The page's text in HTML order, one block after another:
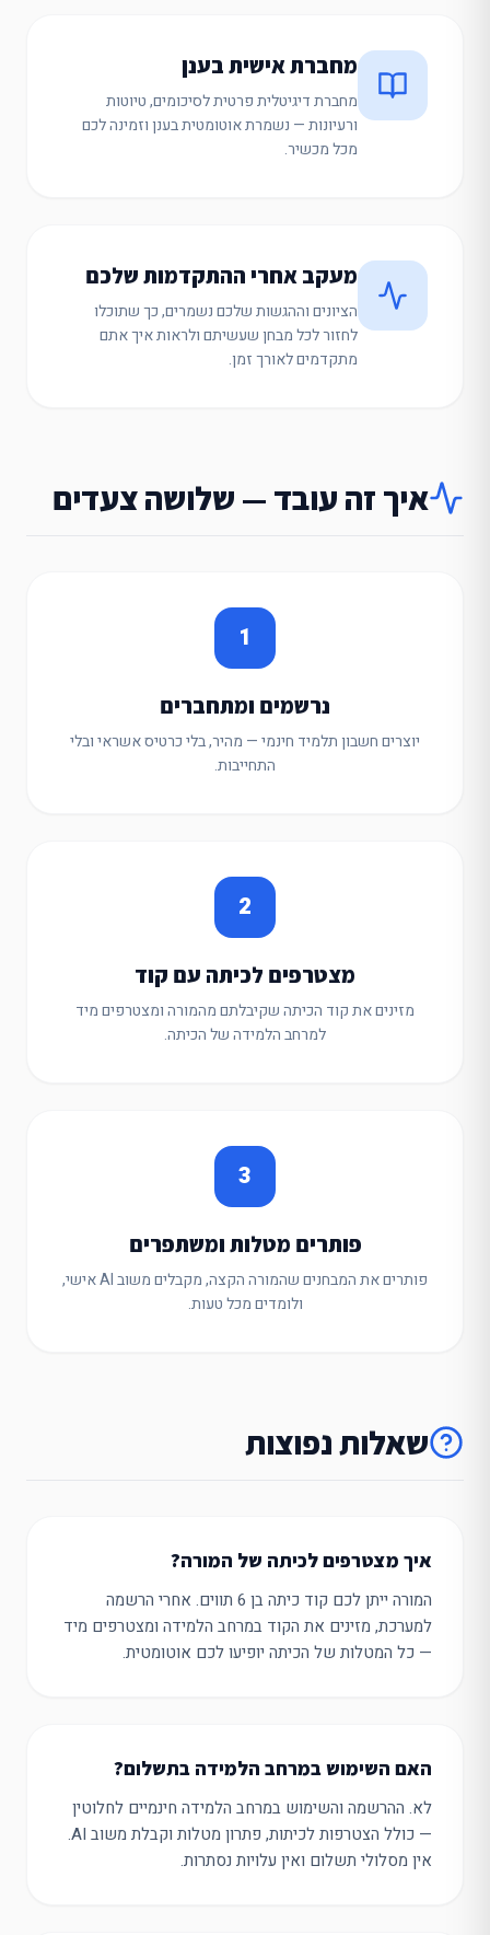
מחברת אישית בענן
מחברת דיגיטלית פרטית לסיכומים, טיוטות
ורעיונות — נשמרת אוטומטית בענן וזמינה לכם
מכל מכשיר.
מעקב אחרי ההתקדמות שלכם
הציונים וההגשות שלכם נשמרים, כך שתוכלו
לחזור לכל מבחן שעשיתם ולראות איך אתם
מתקדמים לאורך זמן.
איך זה עובד — שלושה צעדים
1
נרשמים ומתחברים
יוצרים חשבון תלמיד חינמי — מהיר, בלי כרטיס אשראי ובלי
התחייבות.
2
מצטרפים לכיתה עם קוד
מזינים את קוד הכיתה שקיבלתם מהמורה ומצטרפים מיד
למרחב הלמידה של הכיתה.
3
פותרים מטלות ומשתפרים
פותרים את המבחנים שהמורה הקצה, מקבלים משוב AI אישי,
ולומדים מכל טעות.
שאלות נפוצות
איך מצטרפים לכיתה של המורה?
המורה ייתן לכם קוד כיתה בן 6 תווים. אחרי הרשמה
למערכת, מזינים את הקוד במרחב הלמידה ומצטרפים מיד
— כל המטלות של הכיתה יופיעו לכם אוטומטית.
האם השימוש במרחב הלמידה בתשלום?
לא. ההרשמה והשימוש במרחב הלמידה חינמיים לחלוטין
— כולל הצטרפות לכיתות, פתרון מטלות וקבלת משוב AI.
אין מסלולי תשלום ואין עלויות נסתרות.